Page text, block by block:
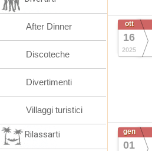
ott
16
2025
gen
01
After Dinner
Discoteche
Divertimenti
Villaggi turistici
Rilassarti